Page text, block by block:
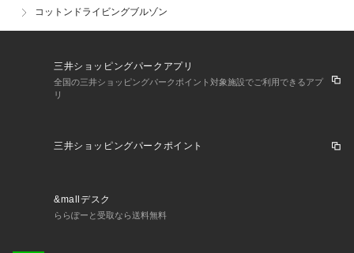
コットンドライビングブルゾン
三井ショッピングパークアプリ
全国の三井ショッピングパークポイント対象施設でご利用できるアプ
リ
三井ショッピングパークポイント
&mallデスク
ららぽーと受取なら送料無料